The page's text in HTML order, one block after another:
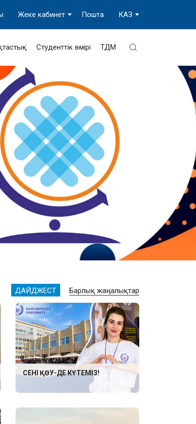
КАЗ
Пошта
Жеке кабинет
Студенттік өмірі ТДМ
ДАЙДЖЕСТ Барлық жаңалықтар
СЕНІ ҚӨУ-ДЕ КҮТЕМІЗ!